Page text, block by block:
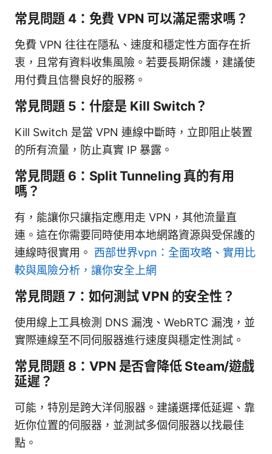
常見問題 4：免費 VPN 可以滿足需求嗎？
免費 VPN 往往在隱私、速度和穩定性方面存在折
衷，且常有資料收集風險。若要長期保護，建議使
用付費且信譽良好的服務。
常見問題 5：什麼是 Kill Switch？
Kill Switch 是當 VPN 連線中斷時，立即阻止裝置
的所有流量，防止真實 IP 暴露。
常見問題 6：Split Tunneling 真的有用
嗎？
有，能讓你只讓指定應用走 VPN，其他流量直
連。這在你需要同時使用本地網路資源與受保護的
連線時很實用。 西部世界vpn：全面攻略、實用比
較與風險分析，讓你安全上網
常見問題 7：如何測試 VPN 的安全性？
使用線上工具檢測 DNS 漏洩、WebRTC 漏洩，並
實際連線至不同伺服器進行速度與穩定性測試。
常見問題 8：VPN 是否會降低 Steam/遊戲
延遲？
可能，特別是跨大洋伺服器。建議選擇低延遲、靠
近你位置的伺服器，並測試多個伺服器以找最佳
點。